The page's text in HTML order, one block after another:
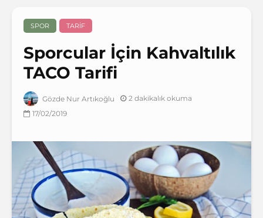
SPOR TARIF
Sporcular İçin Kahvaltılık
TACO Tarifi
Gözde Nur Artıkoğlu
2 dakikalık okuma
17/02/2019